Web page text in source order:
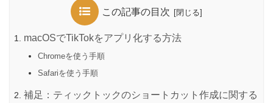
この記事の目次
macOSでTikTokをアプリ化する方法
Chromeを使う手順
Safariを使う手順
補足：ティックトックのショートカット作成に関する